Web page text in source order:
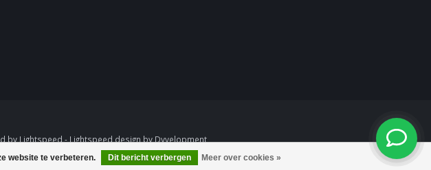
website te verbeteren. Dit bericht verbergen Meer over cookies »
by Lightspeed - Lightspeed design by Dyvelopment